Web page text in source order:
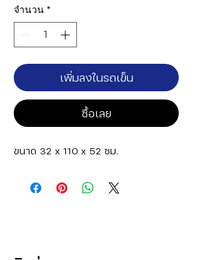
จำนวน *
เพิ่มลงในรถเข็น
ซื้อเลย
ขนาด 32 x 110 x 52 ซม.